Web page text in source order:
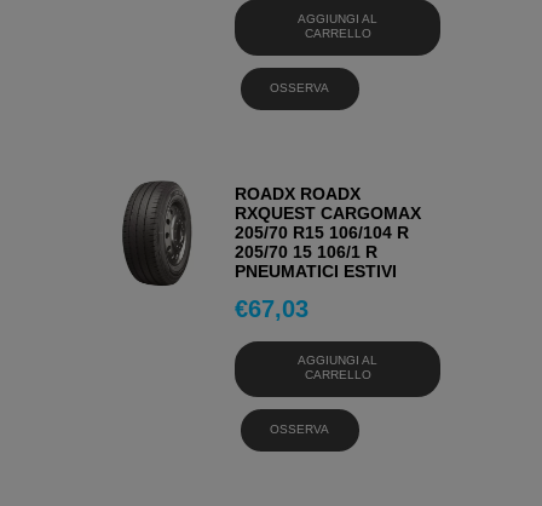
AGGIUNGI AL
CARRELLO
OSSERVA
ROADX ROADX
RXQUEST CARGOMAX
205/70 R15 106/104 R
205/70 15 106/1 R
PNEUMATICI ESTIVI
€67,03
AGGIUNGI AL
CARRELLO
OSSERVA